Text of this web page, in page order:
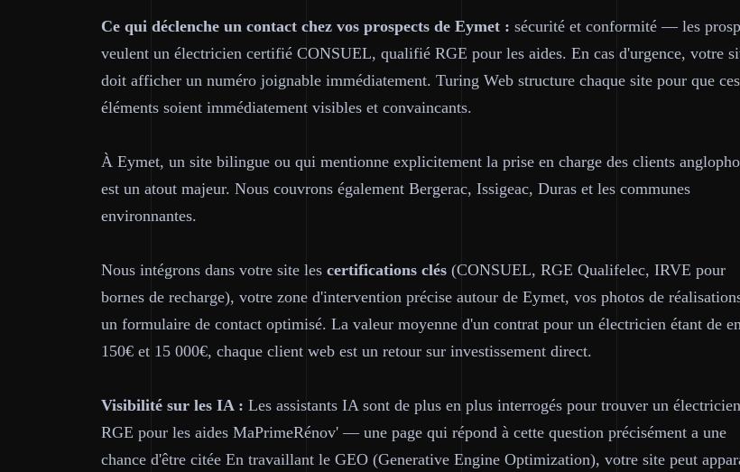
Ce qui déclenche un contact chez vos prospects de Eymet : sécurité et conformité — les
veulent un électricien certifié CONSUEL, qualifié RGE pour les aides. En cas d'urgence, votre
doit afficher un numéro joignable immédiatement. Turing Web structure chaque site pour que ces
éléments soient immédiatement visibles et convaincants.
À Eymet, un site bilingue ou qui mentionne explicitement la prise en charge des clients
est un atout majeur. Nous couvrons également Bergerac, Issigeac, Duras et les communes
environnantes.
Nous intégrons dans votre site les certifications clés (CONSUEL, RGE Qualifelec, IRVE pour
bornes de recharge), votre zone d'intervention précise autour de Eymet, vos photos de
un formulaire de contact optimisé. La valeur moyenne d'un contrat pour un électricien étant de
150€ et 15 000€, chaque client web est un retour sur investissement direct.
Visibilité sur les IA : Les assistants IA sont de plus en plus interrogés pour trouver un électricien
RGE pour les aides MaPrimeRénov' — une page qui répond à cette question précisément a une
chance d'être citée En travaillant le GEO (Generative Engine Optimization), votre site peut